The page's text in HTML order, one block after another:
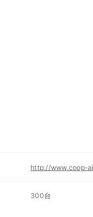
http://www.coop-
300台